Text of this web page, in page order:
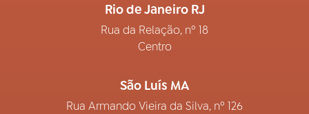
Rio de Janeiro RJ
Rua da Relação, nº 18
Centro
São Luís MA
Rua Armando Vieira da Silva, nº 126